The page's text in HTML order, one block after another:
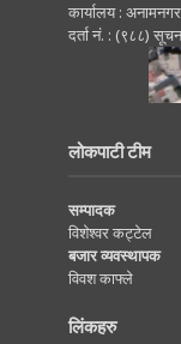
कार्यालय :
दर्ता नं. : (९८८)
लोकपाटी टीम
सम्पादक
विशेश्वर कट्टेल
बजार व्यवस्थापक
विवश काफ्ले
लिंकहरु